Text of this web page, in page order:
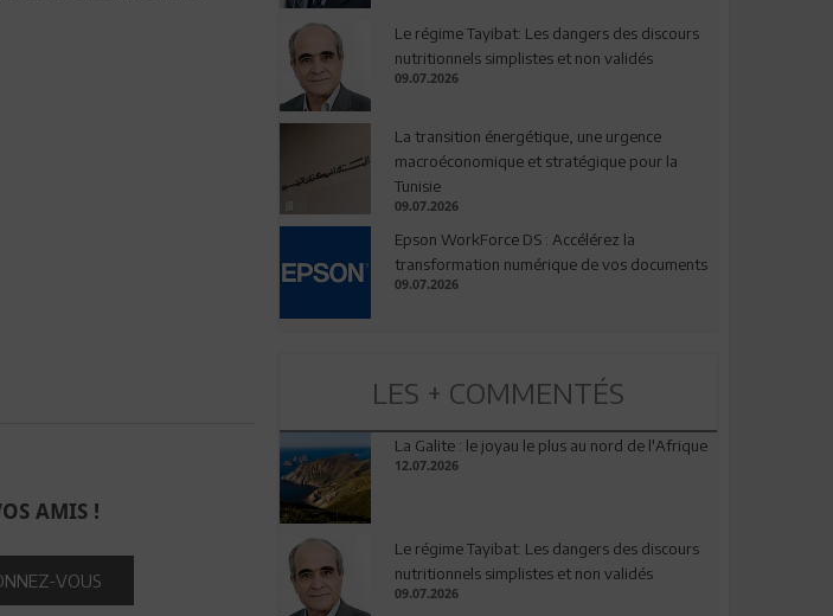
AMIS !
VOUS
Le régime Tayibat: Les dangers des discours
nutritionnels simplistes et non validés
09.07.2026
La transition énergétique, une urgence
macroéconomique et stratégique pour la
Tunisie
09.07.2026
Epson WorkForce DS : Accélérez la
transformation numérique de vos documents
09.07.2026
LES + COMMENTÉS
La Galite : le joyau le plus au nord de l'Afrique
12.07.2026
Le régime Tayibat: Les dangers des discours
nutritionnels simplistes et non validés
09.07.2026